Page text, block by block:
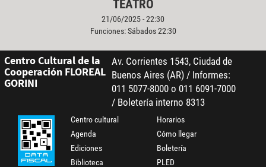
TEATRO
21/06/2025 - 22:30
Funciones: Sábados 22:30
Centro Cultural de la
Cooperación FLOREAL
GORINI
Av. Corrientes 1543, Ciudad de
Buenos Aires (AR) / Informes:
011 5077-8000 o 011 6091-7000
/ Boletería interno 8313
Centro cultural
Agenda
Ediciones
Biblioteca
Horarios
Cómo llegar
Boletería
PLED